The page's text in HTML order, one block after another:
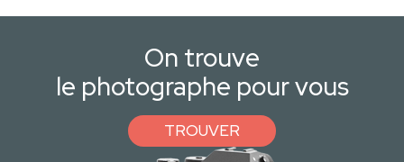
On trouve
le photographe pour vous
TROUVER